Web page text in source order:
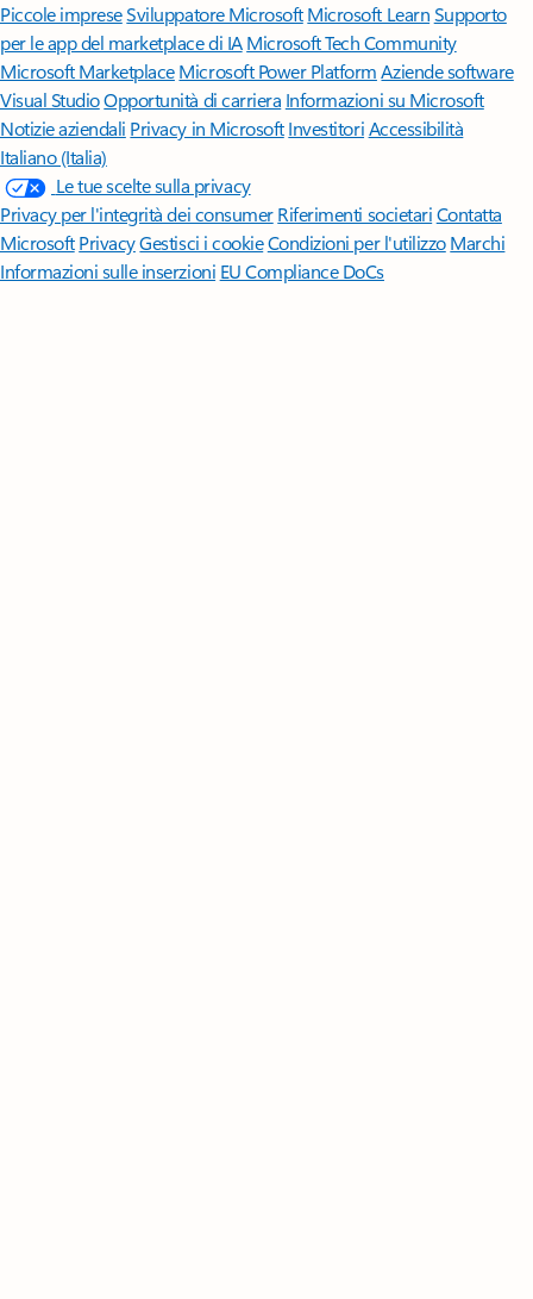
Piccole impreseSviluppatore Microsoft Microsoft LearnSupporto
per le app del marketplace di IA Microsoft Tech Community
Microsoft MarketplaceMicrosoft Power Platform Aziende software
Visual StudioOpportunità di carriera Informazioni su Microsoft
Notizie aziendali Privacy in Microsoft InvestitoriAccessibilità
Italiano (Italia)
Le tue scelte sulla privacy
Privacy per l'integrità dei consumer Riferimenti societariContatta
Microsoft PrivacyGestisci i cookieCondizioni per l'utilizzo Marchi
Informazioni sulle inserzioni EU Compliance DoCs